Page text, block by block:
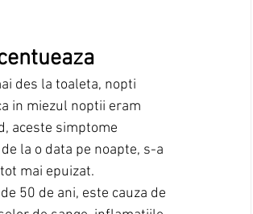
des la toaleta, nopti
in miezul noptii eram
aceste simptome
la o data pe noapte, s-a
mai epuizat.
50 de ani, este cauza de